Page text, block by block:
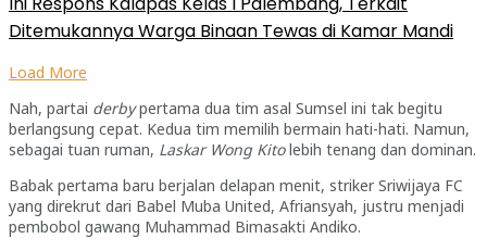
Ditemukannya Warga Binaan Tewas di Kamar Mandi
Load More
Nah, partai derbypertama dua tim asal Sumsel ini tak begitu
berlangsung cepat. Kedua tim memilih bermain hati-hati. Namun,
sebagai tuan ruman, Laskar Wong Kitolebih tenang dan dominan.
Babak pertama baru berjalan delapan menit, striker Sriwijaya FC
yang direkrut dari Babel Muba United, Afriansyah, justru menjadi
pembobol gawang Muhammad Bimasakti Andiko.